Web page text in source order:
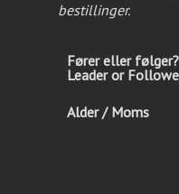
bestillinger.
Fører eller
Leader or
Alder / Moms